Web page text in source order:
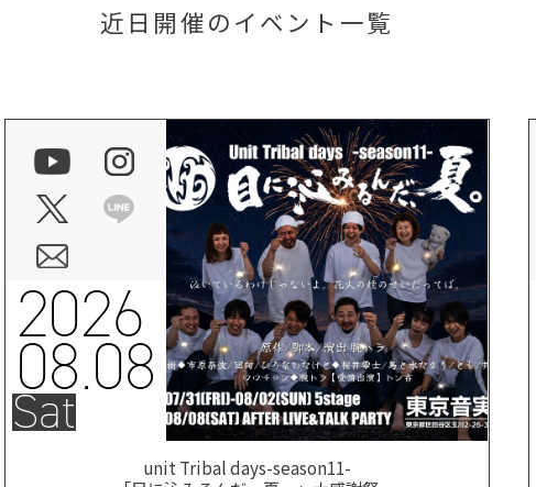
近日開催のイベント一覧
2026
08.08
Sat
unit Tribal days-season11-